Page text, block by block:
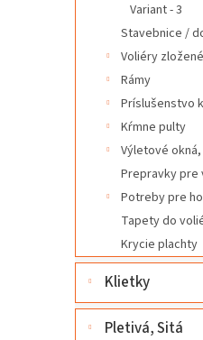
Variant - 3
Stavebnice /
Voliéry
Rámy
Príslušenstvo
Kŕmne pulty
Výletové
Prepravky pre
Potreby pre
Tapety do
Krycie plachty
Klietky
Pletivá, Sitá